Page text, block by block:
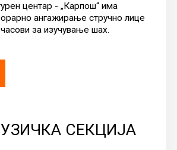
центар - „Карпош“ има
ангажирање стручно лице
за изучување шах.
СЕКЦИЈА